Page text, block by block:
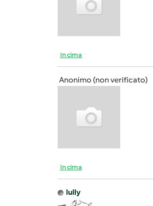
In cima
Anonimo (non verificato)
In cima
lully